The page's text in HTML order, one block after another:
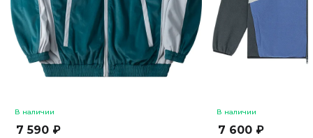
В наличии
7 590 ₽
В наличии
7 600 ₽